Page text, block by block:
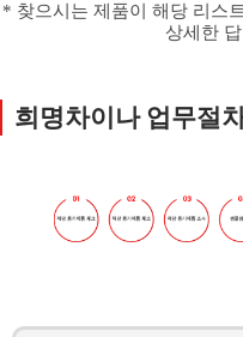
* 찾으시는 제품이 해당 리스
상세한
희명차이나 업무절